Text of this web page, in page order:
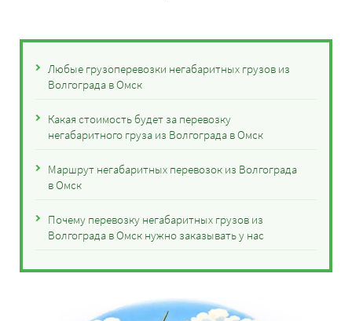
Любые грузоперевозки негабаритных грузов из
Волгограда в Омск
Какая стоимость будет за перевозку
негабаритного груза из Волгограда в Омск
Маршрут негабаритных перевозок из Волгограда
в Омск
Почему перевозку негабаритных грузов из
Волгограда в Омск нужно заказывать у нас